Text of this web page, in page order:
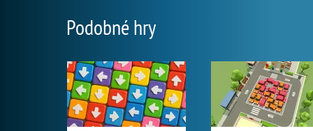
Podobné hry